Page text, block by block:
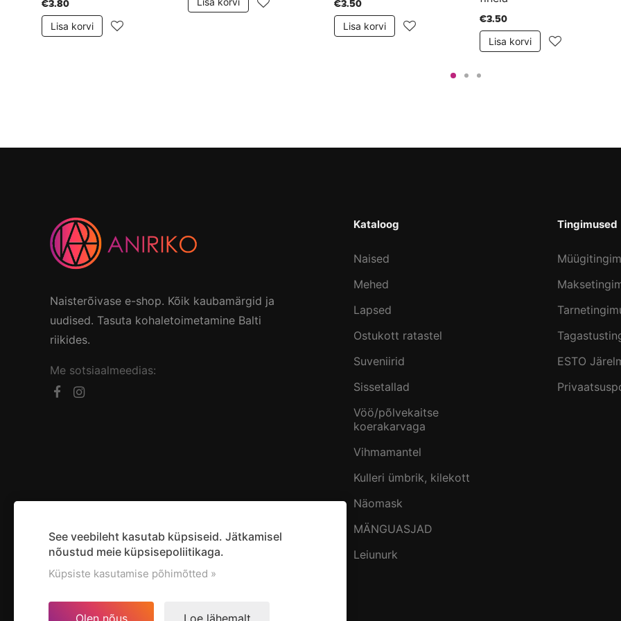
€3.80
Lisa korvi
€3.50
Lisa korvi
€3.50
Lisa korvi
Naisterõivase e-shop. Kõik kaubamärgid ja
uudised. Tasuta kohaletoimetamine Balti
riikides.
Me sotsiaalmeedias:
Kataloog
Naised
Mehed
Lapsed
Ostukott ratastel
Suveniirid
Sissetallad
Vöö/põlvekaitse
koerakarvaga
Vihmamantel
Kulleri ümbrik, kilekott
Näomask
MÄNGUASJAD
Leiunurk
Tingimused
ESTO
See veebileht kasutab küpsiseid. Jätkamisel
nõustud meie küpsisepoliitikaga.
Küpsiste kasutamise põhimõtted »
Olen nõus Loe lähemalt